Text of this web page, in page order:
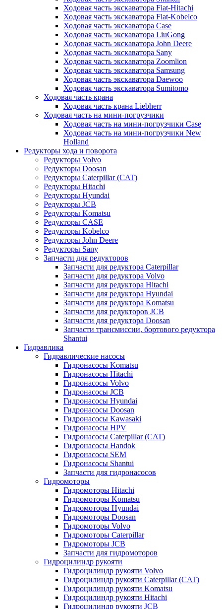
Ходовая часть экскаватора Fiat-Hitachi
Ходовая часть экскаватора Fiat-Kobelco
Ходовая часть экскаватора Case
Ходовая часть экскаватора LiuGong
Ходовая часть экскаватора John Deere
Ходовая часть экскаватора Sany
Ходовая часть экскаватора Zoomlion
Ходовая часть экскаватора Samsung
Ходовая часть экскаватора Daewoo
Ходовая часть экскаватора Sumitomo
Ходовая часть крана
Ходовая часть крана Liebherr
Ходовая часть на мини-погрузчики
Ходовая часть на мини-погрузчики Case
Ходовая часть на мини-погрузчики New
Holland
Редукторы хода и поворота
Редукторы Volvo
Редукторы Doosan
Редукторы Caterpillar (CAT)
Редукторы Hitachi
Редукторы Hyundai
Редукторы JCB
Редукторы Komatsu
Редукторы CASE
Редукторы Kobelco
Редукторы John Deere
Редукторы Sany
Запчасти для редукторов
Запчасти для редуктора Caterpillar
Запчасти для редуктора Volvo
Запчасти для редуктора Hitachi
Запчасти для редуктора Hyundai
Запчасти для редуктора Komatsu
Запчасти для редукторов JCB
Запчасти для редуктора Doosan
Запчасти трансмиссии, бортового редуктора
Shantui
Гидравлика
Гидравлические насосы
Гидронасосы Komatsu
Гидронасосы Hitachi
Гидронасосы Volvo
Гидронасосы JCB
Гидронасосы Hyundai
Гидронасосы Doosan
Гидронасосы Kawasaki
Гидронасосы HPV
Гидронасосы Caterpillar (CAT)
Гидронасосы Handok
Гидронасосы SEM
Гидронасосы Shantui
Запчасти для гидронасосов
Гидромоторы
Гидромоторы Hitachi
Гидромоторы Komatsu
Гидромоторы Hyundai
Гидромоторы Doosan
Гидромоторы Volvo
Гидромоторы Caterpillar
Гидромоторы JCB
Запчасти для гидромоторов
Гидроцилиндр рукояти
Гидроцилиндр рукояти Volvo
Гидроцилиндр рукояти Caterpillar (CAT)
Гидроцилиндр рукояти Komatsu
Гидроцилиндр рукояти Hitachi
Гидроцилиндр рукояти JCB